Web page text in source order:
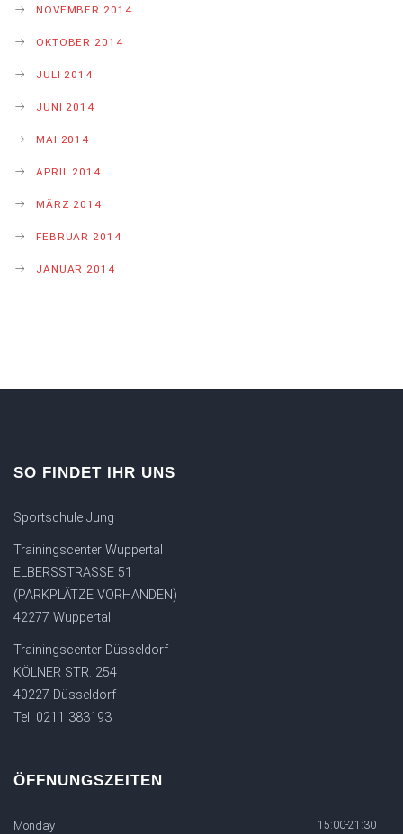
NOVEMBER 2014
OKTOBER 2014
JULI 2014
JUNI 2014
MAI 2014
APRIL 2014
MÄRZ 2014
FEBRUAR 2014
JANUAR 2014
SO FINDET IHR UNS
Sportschule Jung
Trainingscenter Wuppertal
ELBERSSTRASSE 51
(PARKPLÄTZE VORHANDEN)
42277 Wuppertal
Trainingscenter Düsseldorf
KÖLNER STR. 254
40227 Düsseldorf
Tel: 0211 383193
ÖFFNUNGSZEITEN
Monday 15:00-21:30